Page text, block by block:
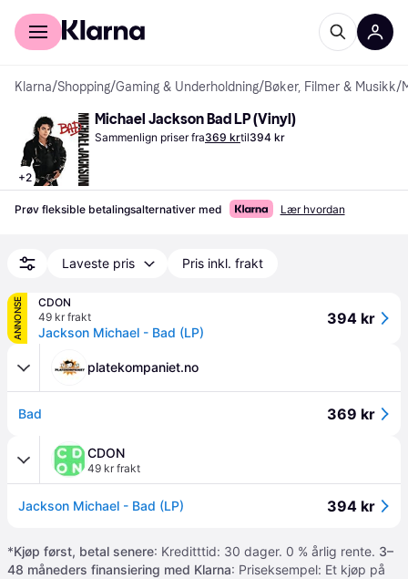
For kunder
Klarna/Shopping/Gaming & Underholdning/Bøker, Filmer & Musikk/
+2
Michael Jackson Bad LP (Vinyl)
Sammenlign priser fra369 krtil394 kr
Prøv fleksible betalingsalternativer med Lær hvordan
Laveste pris Pris inkl. frakt
ANNONSE
CDON
49 kr frakt
Jackson Michael - Bad (LP)
394 kr
platekompaniet.no
Bad 369 kr
CDON
49 kr frakt
Jackson Michael - Bad (LP) 394 kr
*Kjøp først, betal senere: Kreditttid: 30 dager. 0 % årlig rente. 3–
48 måneders finansiering med Klarna: Priseksempel: Et kjøp på